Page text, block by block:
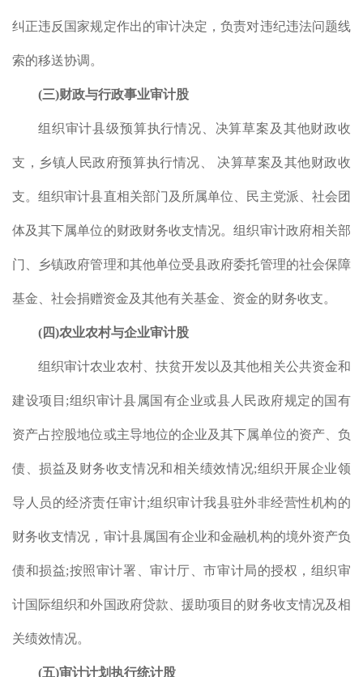
纠正违反国家规定作出的审计决定，负责对违纪违法问题线
索的移送协调。
(三)财政与行政事业审计股
组织审计县级预算执行情况、决算草案及其他财政收
支，乡镇人民政府预算执行情况、 决算草案及其他财政收
支。组织审计县直相关部门及所属单位、民主党派、社会团
体及其下属单位的财政财务收支情况。组织审计政府相关部
门、乡镇政府管理和其他单位受县政府委托管理的社会保障
基金、社会捐赠资金及其他有关基金、资金的财务收支。
(四)农业农村与企业审计股
组织审计农业农村、扶贫开发以及其他相关公共资金和
建设项目 ;组织审计县属国有企业或县人民政府规定的国有
资产占控股地位或主导地位的企业及其下属单位的资产、负
债、损益及财务收支情况和相关绩效情况;组织开展企业领
导人员的经济责任审计;组织审计我县驻外非经营性机构的
财务收支情况，审计县属国有企业和金融机构的境外资产负
债和损益;按照审计署、审计厅、市审计局的授权，组织审
计国际组织和外国政府贷款、援助项目的财务收支情况及相
关绩效情况。
(五)审计计划执行统计股